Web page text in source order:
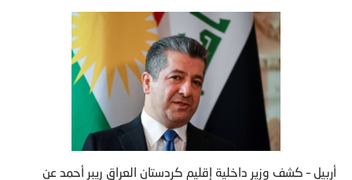
أربيل – كشف وزير داخلية إقليم كردستان العراق ريبر أحمد عن